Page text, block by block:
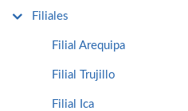
Filiales
Filial Arequipa
Filial Trujillo
Filial Ica